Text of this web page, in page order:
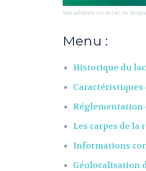
Vue aérienne sur le Lac de
Menu :
Historique du
Caractéristiques
Réglementation
Les carpes de la
Informations
Géolocalisation